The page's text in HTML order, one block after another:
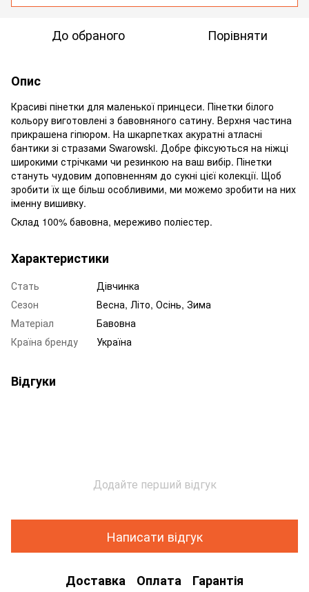
До обраного Порівняти
Опис
Красиві пінетки для маленької принцеси. Пінетки білого
кольору виготовлені з бавовняного сатину. Верхня частина
прикрашена гіпюром. На шкарпетках акуратні атласні
бантики зі стразами Swarowski. Добре фіксуються на ніжці
широкими стрічками чи резинкою на ваш вибір. Пінетки
стануть чудовим доповненням до сукні цієї колекції. Щоб
зробити їх ще більш особливими, ми можемо зробити на них
іменну вишивку.
Склад 100% бавовна, мереживо поліестер.
Характеристики
Стать
Дівчинка
Сезон
Весна, Літо, Осінь, Зима
Матеріал
Бавовна
Країна бренду
Україна
Відгуки
Додайте перший відгук
Написати відгук
Доставка Оплата Гарантія